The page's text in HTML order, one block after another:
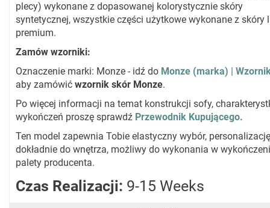
plecy) wykonane z dopasowanej kolorystycznie skóry
syntetycznej, wszystkie części użytkowe wykonane z skóry
premium.
Zamów wzorniki:
Oznaczenie marki: Monze - idź do Monze (marka) |
aby zamówić wzornik skór Monze.
Po więcej informacji na temat konstrukcji sofy,
wykończeń proszę sprawdź Przewodnik Kupującego.
Ten model zapewnia Tobie elastyczny wybór, personalizację
dokładnie do wnętrza, możliwy do wykonania w
palety producenta.
Czas Realizacji: 9-15 Weeks